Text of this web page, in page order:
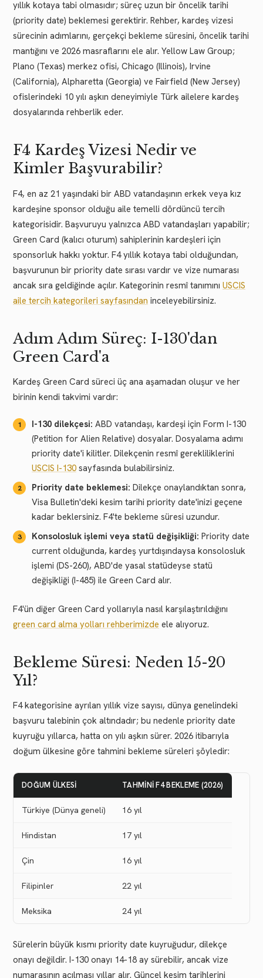
yıllık kotaya tabi olmasıdır; süreç uzun bir öncelik tarihi
(priority date) beklemesi gerektirir. Rehber, kardeş vizesi
sürecinin adımlarını, gerçekçi bekleme süresini, öncelik tarihi
mantığını ve 2026 masraflarını ele alır. Yellow Law Group;
Plano (Texas) merkez ofisi, Chicago (Illinois), Irvine
(California), Alpharetta (Georgia) ve Fairfield (New Jersey)
ofislerindeki 10 yılı aşkın deneyimiyle Türk ailelere kardeş
dosyalarında rehberlik eder.
F4 Kardeş Vizesi Nedir ve
Kimler Başvurabilir?
F4, en az 21 yaşındaki bir ABD vatandaşının erkek veya kız
kardeşine sponsor olduğu aile temelli dördüncü tercih
kategorisidir. Başvuruyu yalnızca ABD vatandaşları yapabilir;
Green Card (kalıcı oturum) sahiplerinin kardeşleri için
sponsorluk hakkı yoktur. F4 yıllık kotaya tabi olduğundan,
başvurunun bir priority date sırası vardır ve vize numarası
ancak sıra geldiğinde açılır. Kategorinin resmî tanımını USCIS
aile tercih kategorileri sayfasından inceleyebilirsiniz.
Adım Adım Süreç: I-130'dan
Green Card'a
Kardeş Green Card süreci üç ana aşamadan oluşur ve her
birinin kendi takvimi vardır:
I-130 dilekçesi: ABD vatandaşı, kardeşi için Form I-130
(Petition for Alien Relative) dosyalar. Dosyalama adımı
priority date'i kilitler. Dilekçenin resmî gerekliliklerini
USCIS I-130 sayfasında bulabilirsiniz.
Priority date beklemesi: Dilekçe onaylandıktan sonra,
Visa Bulletin'deki kesim tarihi priority date'inizi geçene
kadar beklersiniz. F4'te bekleme süresi uzundur.
Konsolosluk işlemi veya statü değişikliği: Priority date
current olduğunda, kardeş yurtdışındaysa konsolosluk
işlemi (DS-260), ABD'de yasal statüdeyse statü
değişikliği (I-485) ile Green Card alır.
F4'ün diğer Green Card yollarıyla nasıl karşılaştırıldığını
green card alma yolları rehberimizde ele alıyoruz.
Bekleme Süresi: Neden 15-20
Yıl?
F4 kategorisine ayrılan yıllık vize sayısı, dünya genelindeki
başvuru talebinin çok altındadır; bu nedenle priority date
kuyruğu yıllarca, hatta on yılı aşkın sürer. 2026 itibarıyla
doğum ülkesine göre tahmini bekleme süreleri şöyledir:
DOĞUM ÜLKESI TAHMINI F4 BEKLEME (2026)
Türkiye (Dünya geneli) 16 yıl
Hindistan 17 yıl
Çin 16 yıl
Filipinler 22 yıl
Meksika 24 yıl
Sürelerin büyük kısmı priority date kuyruğudur, dilekçe
onayı değildir. I-130 onayı 14-18 ay sürebilir, ancak vize
numarasının açılması yıllar alır. Güncel kesim tarihlerini